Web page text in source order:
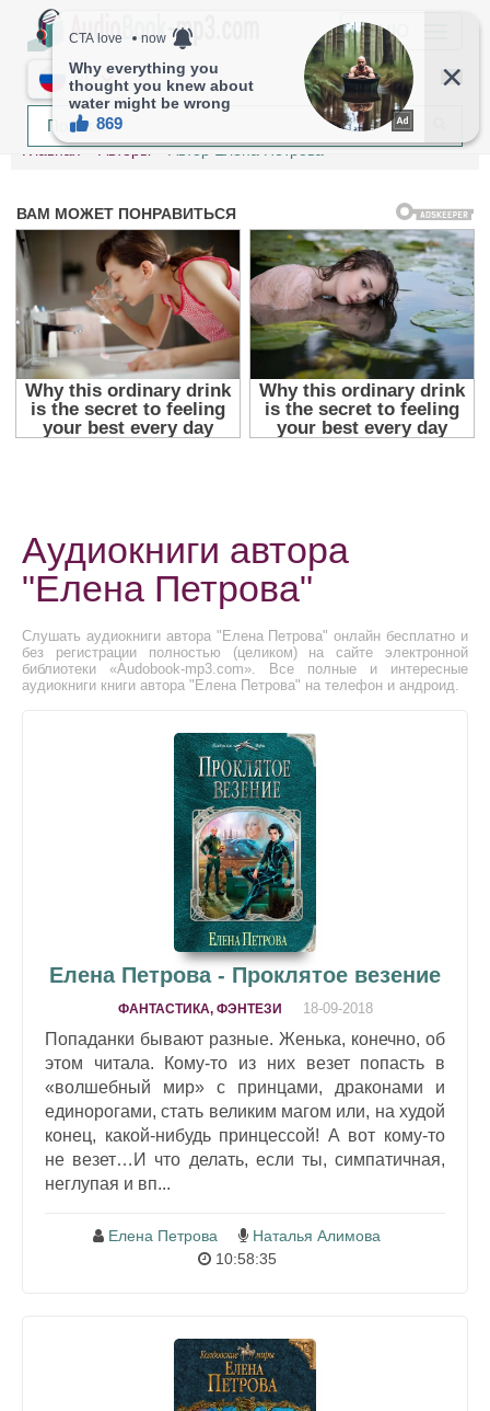
МЕНЮ
RU
Главная Авторы Автор Елена Петрова
Аудиокниги автора
"Елена Петрова"
Слушать аудиокниги автора "Елена Петрова" онлайн бесплатно и
без регистрации полностью (целиком) на сайте электронной
библиотеки «Audobook-mp3.com». Все полные и интересные
аудиокниги книги автора "Елена Петрова" на телефон и андроид.
Елена Петрова - Проклятое везение
ФАНТАСТИКА, ФЭНТЕЗИ 18-09-2018
Попаданки бывают разные. Женька, конечно, об
этом читала. Кому-то из них везет попасть в
«волшебный мир» с принцами, драконами и
единорогами, стать великим магом или, на худой
конец, какой-нибудь принцессой! А вот кому-то
не везет…И что делать, если ты, симпатичная,
неглупая и вп...
Елена Петрова
Наталья Алимова
10:58:35